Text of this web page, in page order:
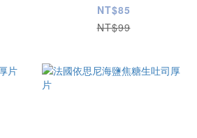
NT$85
NT$99